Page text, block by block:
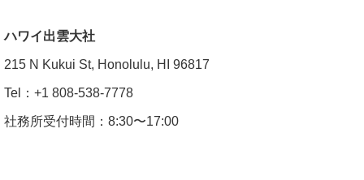
ハワイ出雲大社
215 N Kukui St, Honolulu, HI 96817
Tel：+1 808-538-7778
社務所受付時間：8:30〜17:00